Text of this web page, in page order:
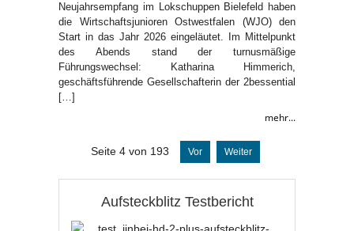
Neujahrsempfang im Lokschuppen Bielefeld haben
die Wirtschaftsjunioren Ostwestfalen (WJO) den
Start in das Jahr 2026 eingeläutet. Im Mittelpunkt
des Abends stand der turnusmäßige
Führungswechsel: Katharina Himmerich,
geschäftsführende Gesellschafterin der 2bessential
[…]
mehr...
Seite 4 von 193 Vor Weiter
Aufsteckblitz Testbericht